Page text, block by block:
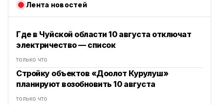
Лента новостей
Где в Чуйской области 10 августа отключат
электричество — список
только что
Стройку объектов «Доолот Курулуш»
планируют возобновить 10 августа
только что